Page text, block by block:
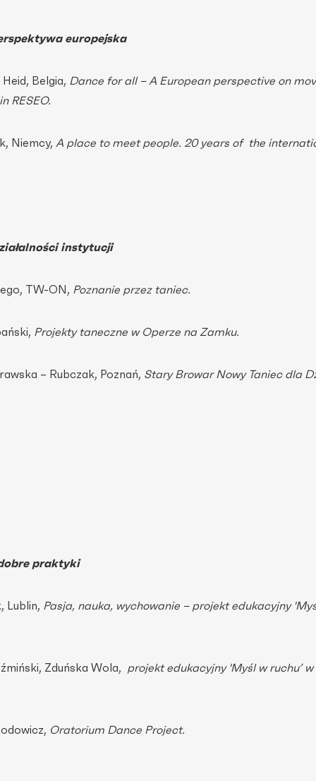
europejska
Belgia, Dance for all – A European perspective on
RESEO.
Niemcy, A place to meet people. 20 years of the
instytucji
TW-ON, Poznanie przez taniec.
Projekty taneczne w Operze na Zamku.
– Rubczak, Poznań, Stary Browar Nowy Taniec dla
praktyki
Lublin, Pasja, nauka, wychowanie – projekt edukacyjny
Zduńska Wola, projekt edukacyjny 'Myśl w ruchu’
Oratorium Dance Project.